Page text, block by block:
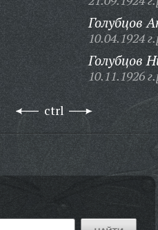
Голубцов
10.04.1924
Голубцов
10.11.1926
ctrl